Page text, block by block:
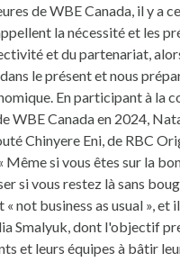
de WBE Canada, il y a
la nécessité et les
et du partenariat,
le présent et nous
En participant à la
WBE Canada en 2024,
Chinyere Eni, de RBC
Même si vous êtes sur la
si vous restez là sans
not business as usual », et
Smalyuk, dont l'objectif
et leurs équipes à bâtir